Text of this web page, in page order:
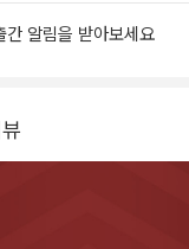
간 알림을 받아보세요